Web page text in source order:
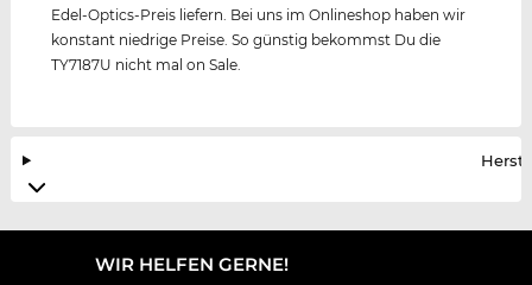
Edel-Optics-Preis liefern. Bei uns im Onlineshop haben wir
konstant niedrige Preise. So günstig bekommst Du die
TY7187U nicht mal on Sale.
WIR HELFEN GERNE!